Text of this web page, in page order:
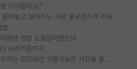
가야할까요?
올려놓고 싫어하는 사람 불공정하게 리뷰
음엔 정말 도움많이됐는데
쓰레기통이지
정보보안 연구하는 입장에선 식별가능한 사진을 올리는건 비추이긴함